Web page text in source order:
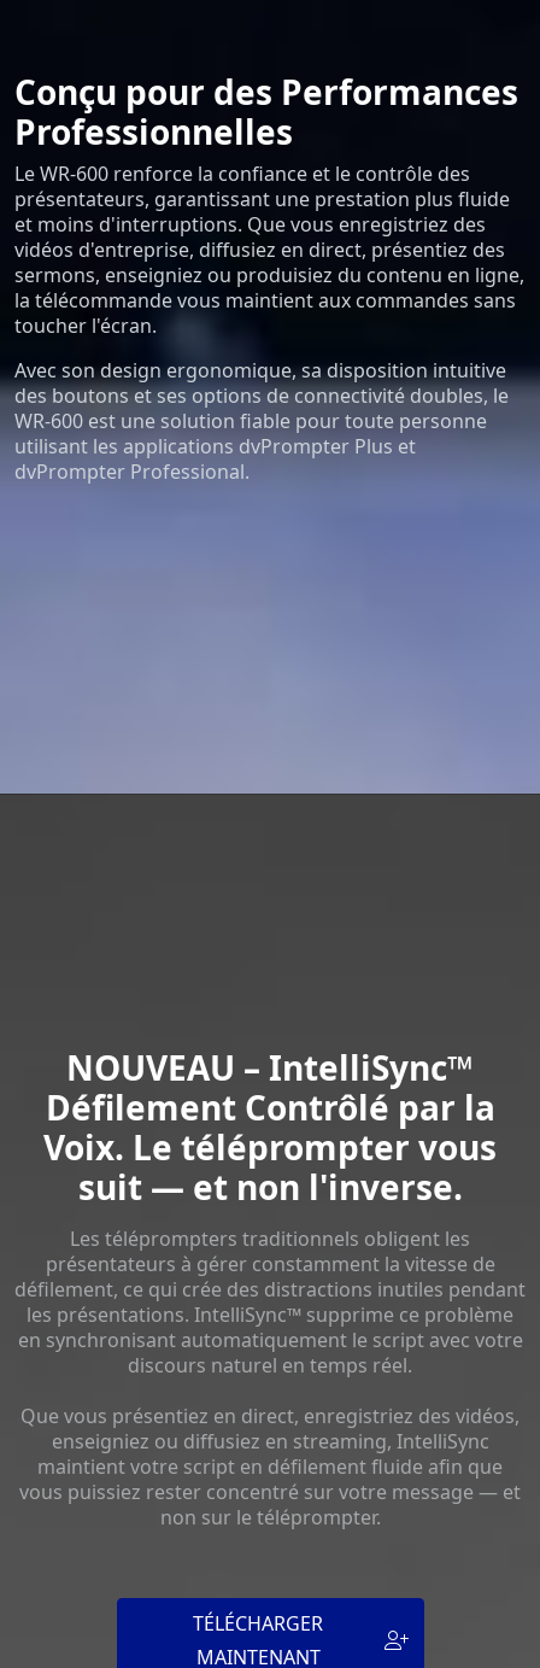
Conçu pour des Performances
Professionnelles
Le WR-600 renforce la confiance et le contrôle des
présentateurs, garantissant une prestation plus fluide
et moins d'interruptions. Que vous enregistriez des
vidéos d'entreprise, diffusiez en direct, présentiez des
sermons, enseigniez ou produisiez du contenu en ligne,
la télécommande vous maintient aux commandes sans
toucher l'écran.
Avec son design ergonomique, sa disposition intuitive
des boutons et ses options de connectivité doubles, le
WR-600 est une solution fiable pour toute personne
utilisant les applications dvPrompter Plus et
dvPrompter Professional.
NOUVEAU – IntelliSync™
Défilement Contrôlé par la
Voix. Le téléprompter vous
suit — et non l'inverse.
Les téléprompters traditionnels obligent les
présentateurs à gérer constamment la vitesse de
défilement, ce qui crée des distractions inutiles pendant
les présentations. IntelliSync™ supprime ce problème
en synchronisant automatiquement le script avec votre
discours naturel en temps réel.
Que vous présentiez en direct, enregistriez des vidéos,
enseigniez ou diffusiez en streaming, IntelliSync
maintient votre script en défilement fluide afin que
vous puissiez rester concentré sur votre message — et
non sur le téléprompter.
TÉLÉCHARGER
MAINTENANT